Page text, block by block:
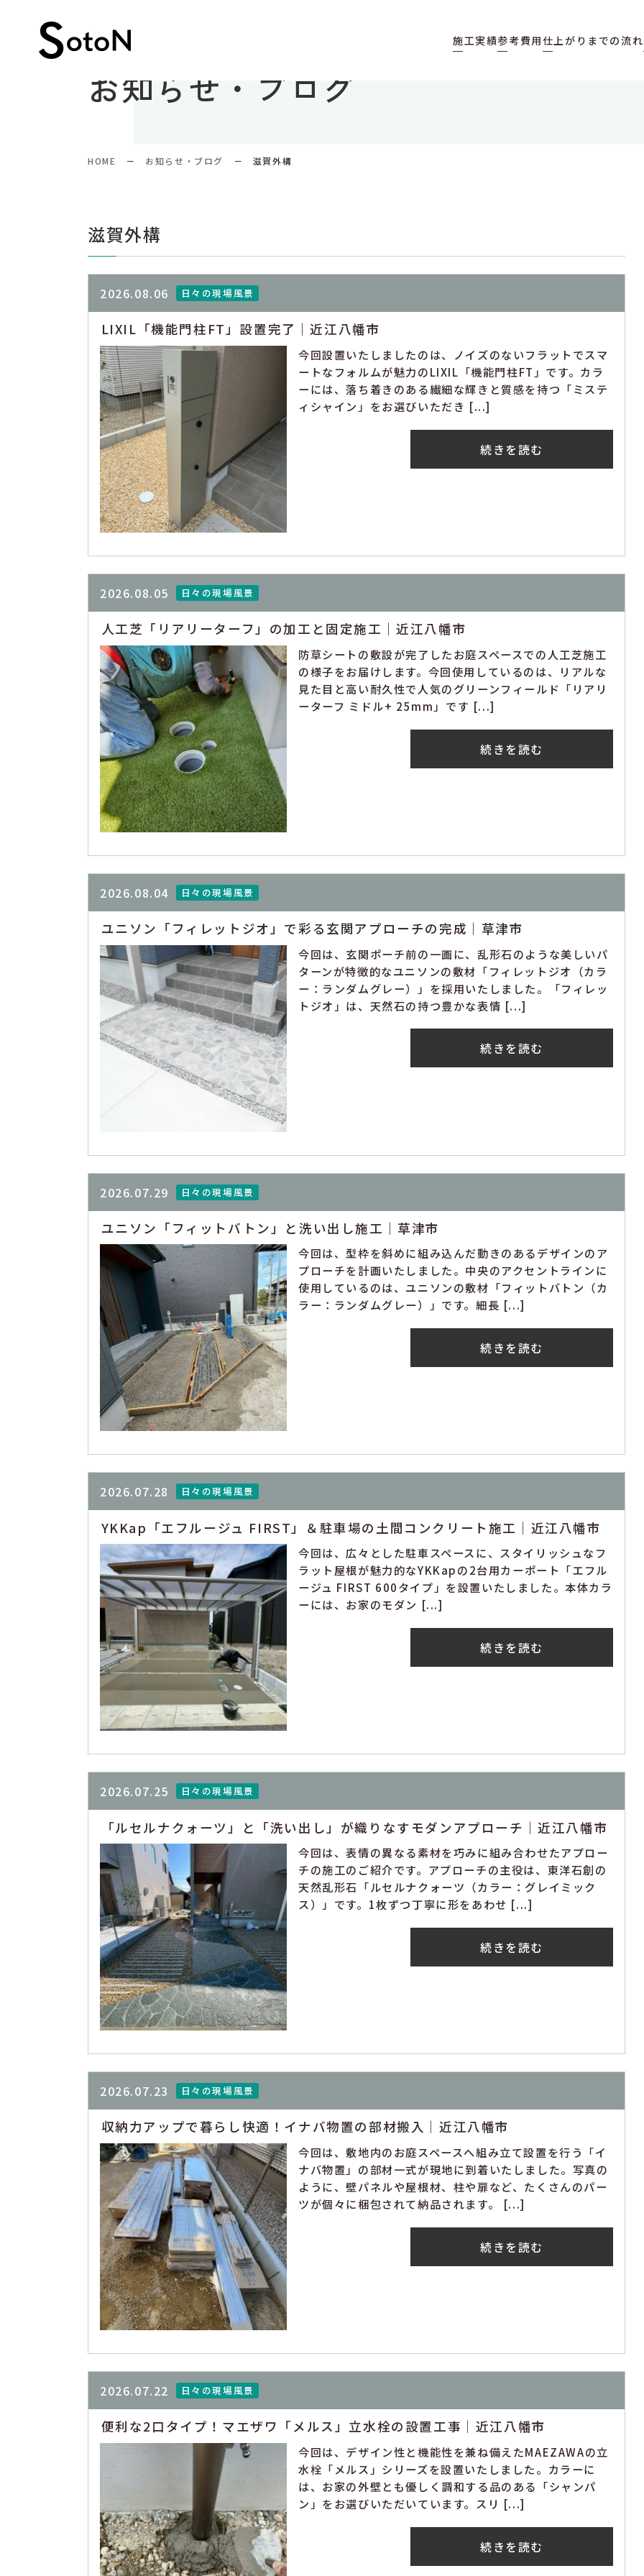
施工実績参考費用 仕上がりまでの流れ
お知らせ・ブログ
HOME お知らせ・ブログ 滋賀外構
滋賀外構
2026.08.06 日々の現場風景
LIXIL「機能門柱FT」設置完了｜近江八幡市
今回設置いたしましたのは、ノイズのないフラットでスマ
ートなフォルムが魅力のLIXIL「機能門柱FT」です。カラ
ーには、落ち着きのある繊細な輝きと質感を持つ「ミステ
ィシャイン」をお選びいただき [...]
続きを読む
2026.08.05 日々の現場風景
人工芝「リアリーターフ」の加工と固定施工｜近江八幡市
防草シートの敷設が完了したお庭スペースでの人工芝施工
の様子をお届けします。今回使用しているのは、リアルな
見た目と高い耐久性で人気のグリーンフィールド「リアリ
ーターフ ミドル+ 25mm」です [...]
続きを読む
2026.08.04 日々の現場風景
ユニソン「フィレットジオ」で彩る玄関アプローチの完成｜草津市
今回は、玄関ポーチ前の一画に、乱形石のような美しいパ
ターンが特徴的なユニソンの敷材「フィレットジオ（カラ
ー：ランダムグレー）」を採用いたしました。「フィレッ
トジオ」は、天然石の持つ豊かな表情 [...]
続きを読む
2026.07.29 日々の現場風景
ユニソン「フィットバトン」と洗い出し施工｜草津市
今回は、型枠を斜めに組み込んだ動きのあるデザインのア
プローチを計画いたしました。中央のアクセントラインに
使用しているのは、ユニソンの敷材「フィットバトン（カ
ラー：ランダムグレー）」です。細長 [...]
続きを読む
2026.07.28 日々の現場風景
YKKap「エフルージュ FIRST」＆駐車場の土間コンクリート施工｜近江八幡市
今回は、広々とした駐車スペースに、スタイリッシュなフ
ラット屋根が魅力的なYKKapの2台用カーポート「エフル
ージュ FIRST 600タイプ」を設置いたしました。本体カラ
ーには、お家のモダン [...]
続きを読む
2026.07.25 日々の現場風景
「ルセルナクォーツ」と「洗い出し」が織りなすモダンアプローチ｜近江八幡市
今回は、表情の異なる素材を巧みに組み合わせたアプロー
チの施工のご紹介です。アプローチの主役は、東洋石創の
天然乱形石「ルセルナクォーツ（カラー：グレイミック
ス）」です。1枚ずつ丁寧に形をあわせ [...]
続きを読む
2026.07.23 日々の現場風景
収納力アップで暮らし快適！イナバ物置の部材搬入｜近江八幡市
今回は、敷地内のお庭スペースへ組み立て設置を行う「イ
ナバ物置」の部材一式が現地に到着いたしました。写真の
ように、壁パネルや屋根材、柱や扉など、たくさんのパー
ツが個々に梱包されて納品されます。 [...]
続きを読む
2026.07.22 日々の現場風景
便利な2口タイプ！マエザワ「メルス」立水栓の設置工事｜近江八幡市
今回は、デザイン性と機能性を兼ね備えたMAEZAWAの立
水栓「メルス」シリーズを設置いたしました。カラーに
は、お家の外壁とも優しく調和する品のある「シャンパ
ン」をお選びいただいています。スリ [...]
続きを読む